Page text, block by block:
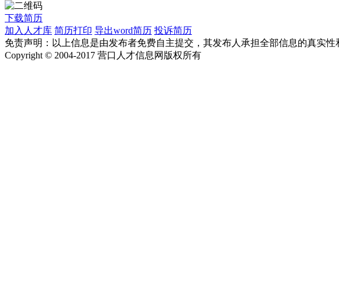
下载简历
加入人才库 简历打印 导出word简历 投诉简历
免责声明：以上信息是由发布者免费自主提交，其发布人承担全部信息的真实
Copyright © 2004-2017 营口人才信息网版权所有